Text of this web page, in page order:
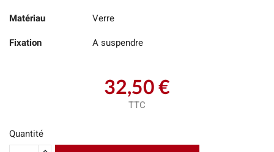
Matériau Verre
Fixation A suspendre
32,50 €
TTC
Quantité